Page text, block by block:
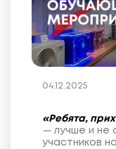
04.12.2025
«Ребята,
— лучше и не
участников